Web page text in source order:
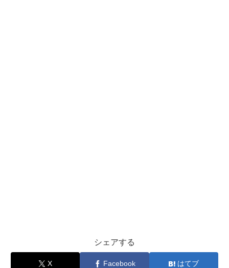
シェアする
X Facebook はてブ